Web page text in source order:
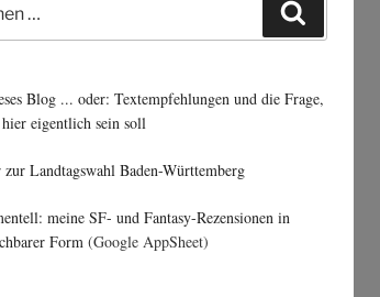
Blog ... oder: Textempfehlungen und die Frage,
hier eigentlich sein soll
zur Landtagswahl Baden-Württemberg
meine SF- und Fantasy-Rezensionen in
Form (Google AppSheet)